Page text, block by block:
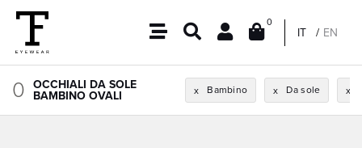
0
IT EN
0
OCCHIALI DA SOLE
BAMBINO OVALI
x Bambino x Da sole x